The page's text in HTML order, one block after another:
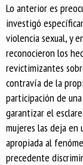
Lo anterior es
investigó
violencia sexual, y
reconocieron los
revictimizantes
contravía de la
participación de
garantizar el
mujeres las deja en
apropiada al
precedente